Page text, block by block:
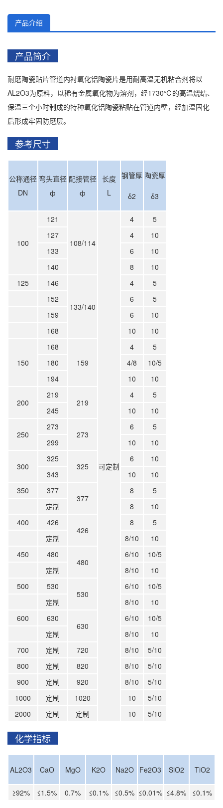
产品介绍
产品简介
耐磨陶瓷贴片管道内衬氧化铝陶瓷片是用耐高温无机粘合剂将以
AL2O3为原料，以稀有金属氧化物为溶剂，经1730℃的高温烧结、
保温三个小时制成的特种氧化铝陶瓷粘贴在管道内壁，经加温固化
后形成牢固防磨层。
参考尺寸
公称通径
DN
弯头直径
ф
配接管径
ф
长度
L
钢管厚
δ2
陶瓷厚
δ3
100
121
108/114
可定制
4
5
127
4
10
133
6
10
140
8
10
125
146
133/140
4
5
152
6
5
159
6
10
168
10 10
150
168
159
4
5
180
4/8
10/5
194
10 10
200
219
219
4
5
245
10 10
250
273
273
6
5
299
10 10
300
325
325
6
10
343
10
10
350
377
377
8
5
定制
8
10
400
426
426
8
5
定制
8/10
10
450
480
480
6/10
10/5
定制
8/10
10
500
530
530
6/10
10/5
定制
8/10
10
600
630
630
6/10
10/5
定制
8/10
10
700
定制 720 8/10
5/10
800
定制 820 8/10
5/10
900
定制 920 8/10
5/10
1000
定制 1020 10
5/10
2000
定制 定制 10 5/10
化学指标
AL2O3 CaO MgO K2O Na2O Fe2O3 SiO2 TiO2
≥92% ≤1.5% 0.7% ≤0.1% ≤0.5% ≤0.01% ≤4.8% ≤0.1%